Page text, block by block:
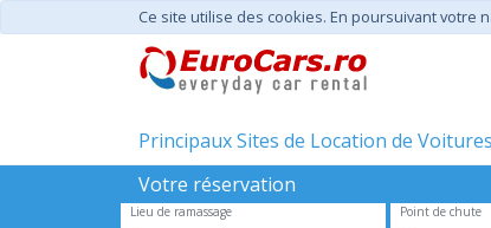
Ce site utilise des cookies. En poursuivant votre
Principaux Sites de Location de Voitures
Votre réservation
Lieu de ramassage Point de chute